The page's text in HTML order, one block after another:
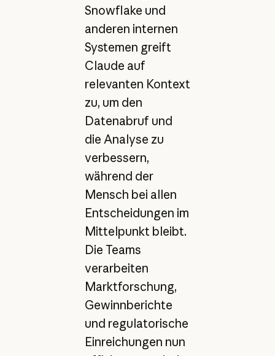
Snowflake und
anderen internen
Systemen greift
Claude auf
relevanten Kontext
zu, um den
Datenabruf und
die Analyse zu
verbessern,
während der
Mensch bei allen
Entscheidungen im
Mittelpunkt bleibt.
Die Teams
verarbeiten
Marktforschung,
Gewinnberichte
und regulatorische
Einreichungen nun